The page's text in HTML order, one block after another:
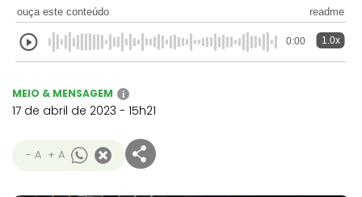
ouça este conteúdo readme
0:00 1.0x
MEIO & MENSAGEM i
17 de abril de 2023 - 15h21
- A + A